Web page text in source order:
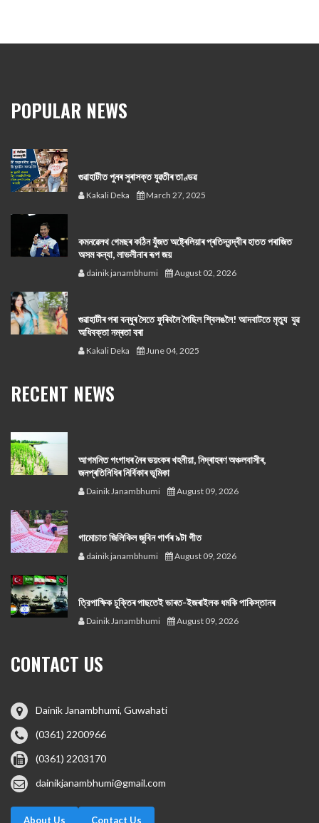
POPULAR NEWS
গুৱাহাটীত পুনৰ সুৰাসক্ত যুৱতীৰ তাণ্ডৱ
Kakali Deka March 27, 2025
কমনৱেলথ গেমছৰ কঠিন যুঁজত অষ্ট্ৰেলিয়াৰ প্ৰতিদ্বন্দ্বীৰ হাতত পৰাজিত
অসম কন্যা, লাভলীনাৰ ৰূপ জয়
dainik janambhumi August 02, 2026
গুৱাহাটীৰ পৰা বন্ধুৰ সৈতে ফুৰিবলৈ গৈছিল শ্বিলঙলৈ! আদবাটতে মৃত্যু যুৱ
অধিবক্তা নম্ৰতা বৰা
Kakali Deka June 04, 2025
RECENT NEWS
আগমনিত গংগাধৰ নৈৰ ভয়ংকৰ খহনীয়া, নিদ্ৰাহৰণ অঞ্চলবাসীৰ,
জনপ্ৰতিনিধিৰ নিৰ্বিকাৰ ভূমিকা
Dainik Janambhumi August 09, 2026
গামোচাত জিলিকিল জুবিন গাৰ্গৰ ৯টা গীত
dainik janambhumi August 09, 2026
ত্রিপাক্ষিক চুক্তিৰ পাছতেই ভাৰত-ইজৰাইলক ধমকি পাকিস্তানৰ
Dainik Janambhumi August 09, 2026
CONTACT US
Dainik Janambhumi, Guwahati
(0361) 2200966
(0361) 2203170
dainikjanambhumi@gmail.com
About Us Contact Us